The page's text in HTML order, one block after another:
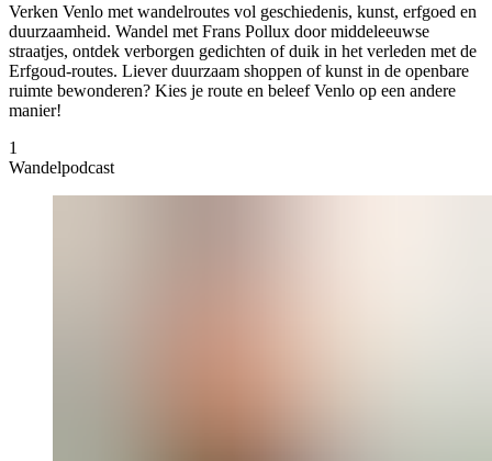
Verken Venlo met wandelroutes vol geschiedenis, kunst, erfgoed en
duurzaamheid. Wandel met Frans Pollux door middeleeuwse
straatjes, ontdek verborgen gedichten of duik in het verleden met de
Erfgoud-routes. Liever duurzaam shoppen of kunst in de openbare
ruimte bewonderen? Kies je route en beleef Venlo op een andere
manier!
1
Wandelpodcast